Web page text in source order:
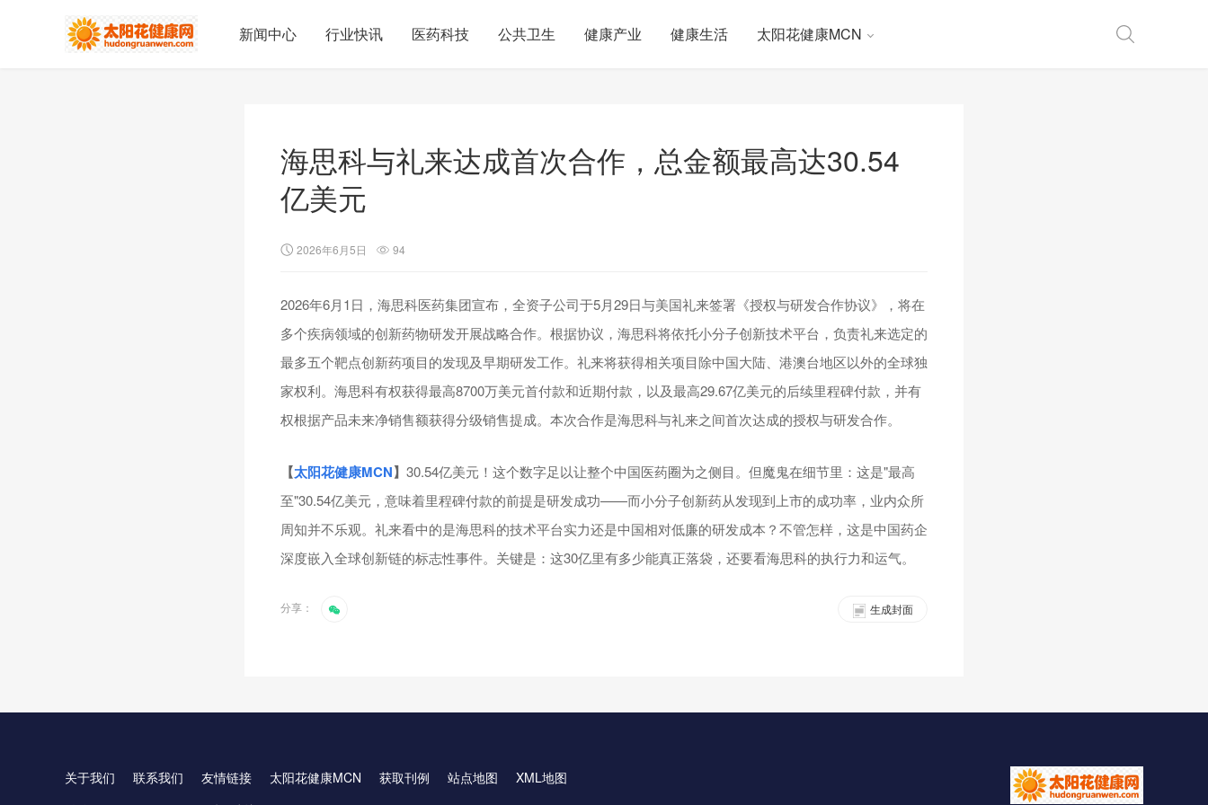
新闻中心 行业快讯 医药科技 公共卫生 健康产业 健康生活 太阳花健康MCN
海思科与礼来达成首次合作，总金额最高达30.54
亿美元
2026年6月5日 94
2026年6月1日，海思科医药集团宣布，全资子公司于5月29日与美国礼来签署《授权与研发合作协议》，将在
多个疾病领域的创新药物研发开展战略合作。根据协议，海思科将依托小分子创新技术平台，负责礼来选定的
最多五个靶点创新药项目的发现及早期研发工作。礼来将获得相关项目除中国大陆、港澳台地区以外的全球独
家权利。海思科有权获得最高8700万美元首付款和近期付款，以及最高29.67亿美元的后续里程碑付款，并有
权根据产品未来净销售额获得分级销售提成。本次合作是海思科与礼来之间首次达成的授权与研发合作。
【太阳花健康MCN】 30.54亿美元！这个数字足以让整个中国医药圈为之侧目。但魔鬼在细节里：这是"最高
至"30.54亿美元，意味着里程碑付款的前提是研发成功——而小分子创新药从发现到上市的成功率，业内众所
周知并不乐观。礼来看中的是海思科的技术平台实力还是中国相对低廉的研发成本？不管怎样，这是中国药企
深度嵌入全球创新链的标志性事件。关键是：这30亿里有多少能真正落袋，还要看海思科的执行力和运气。
分享： 生成封面
关于我们 联系我们 友情链接 太阳花健康MCN 获取刊例 站点地图
XML地图